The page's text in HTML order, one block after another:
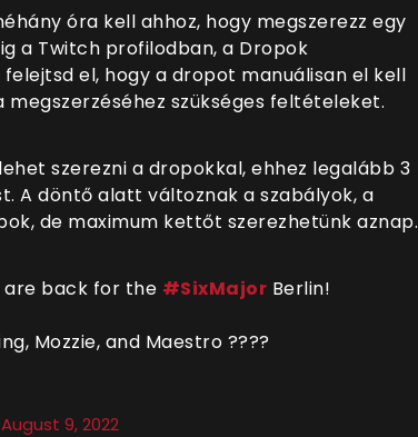
óra kell ahhoz, hogy megszerezz egy
a Twitch profilodban, a Dropok
el, hogy a dropot manuálisan el kell
szükséges feltételeket.
szerezni a dropokkal, ehhez legalább 3
A döntő alatt változnak a szabályok, a
de maximum kettőt szerezhetünk aznap.
are back for the #SixMajor Berlin!
Mozzie, and Maestro ????
August 9, 2022